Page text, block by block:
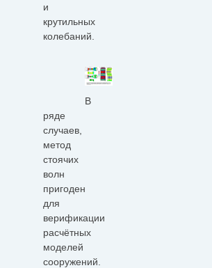
и
крутильных
колебаний.
В
ряде
случаев,
метод
стоячих
волн
пригоден
для
верификации
расчётных
моделей
сооружений.